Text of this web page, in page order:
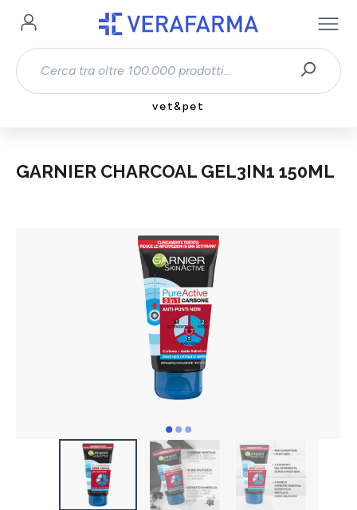
Passa al contenuto principale
vet&pet
GARNIER CHARCOAL GEL3IN1 150ML
Salta la galleria di immagini